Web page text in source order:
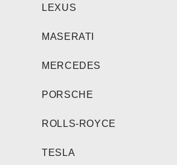
LEXUS
MASERATI
MERCEDES
PORSCHE
ROLLS-ROYCE
TESLA